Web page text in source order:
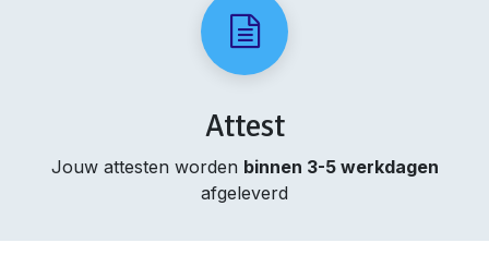
Attest
Jouw attesten worden binnen 3-5 werkdagen
afgeleverd